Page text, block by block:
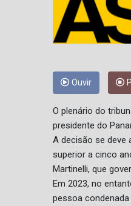
Ouvir
O plenário do
presidente do
A decisão se deve
superior a cinco
Martinelli, que
Em 2023, no
pessoa